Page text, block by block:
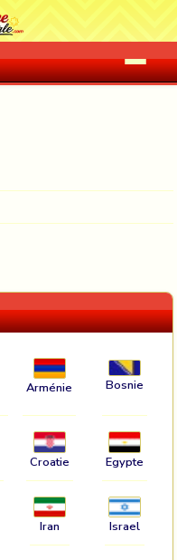
Arménie Bosnie
Croatie Egypte
Iran Israel